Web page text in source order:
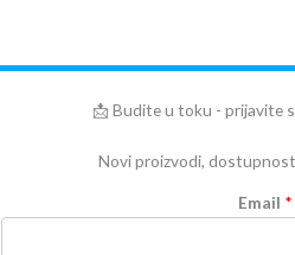
📩 Budite u toku - prijavite
Novi proizvodi,
Email *